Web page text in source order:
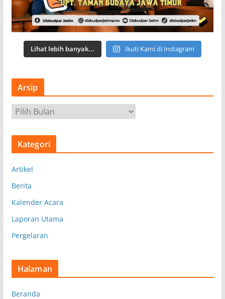
Lihat lebih banyak... Ikuti Kami di Instagram
Arsip
r
s
Kategori
Artikel
Berita
Kalender Acara
Laporan Utama
Pergelaran
Halaman
Beranda